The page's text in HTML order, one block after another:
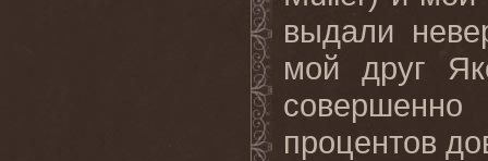
выдали
мой друг
процентов